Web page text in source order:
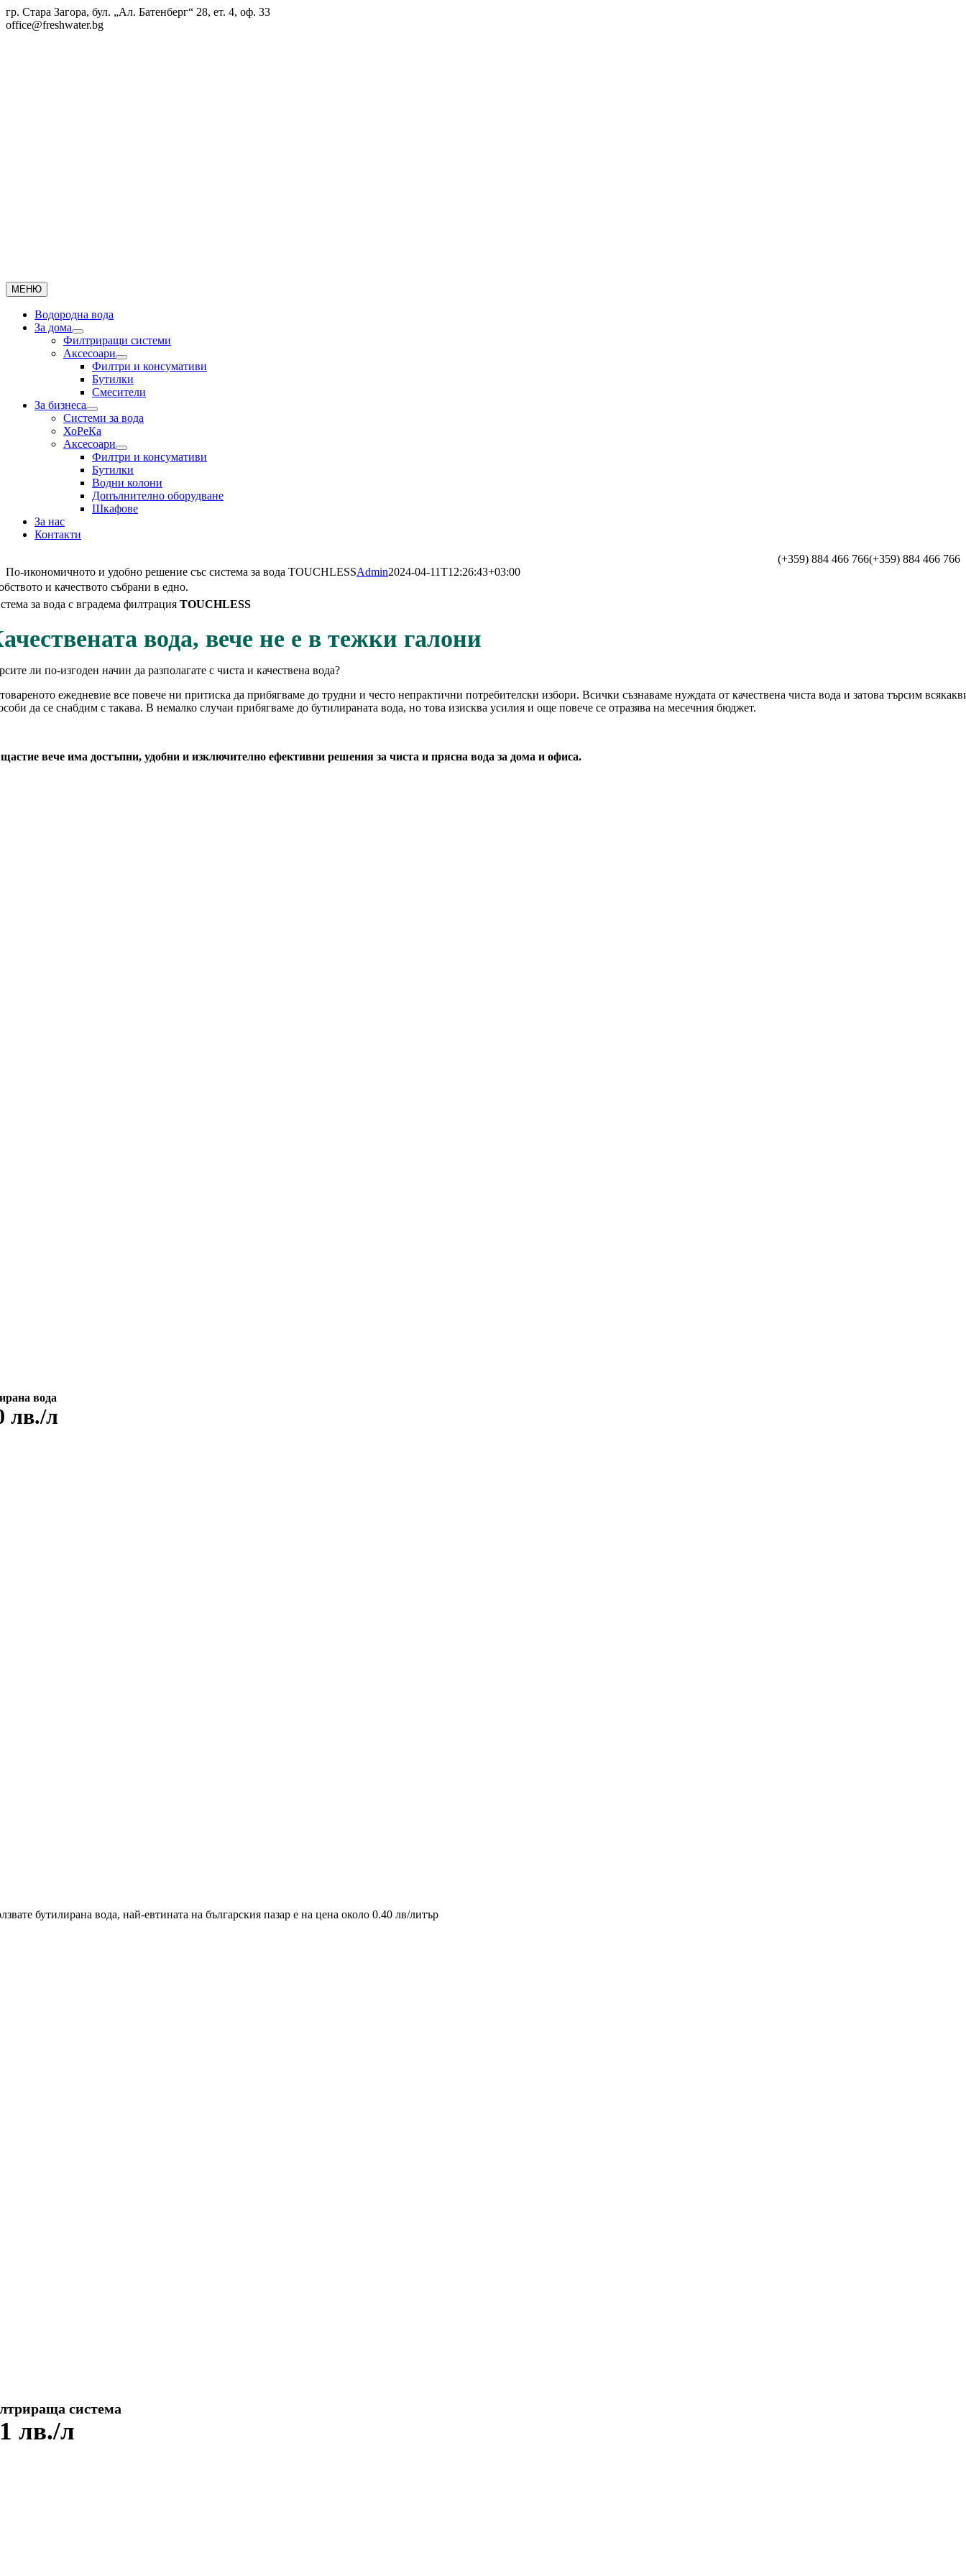
Skip
to
гр. Стара Загора, бул. „Ал. Батенберг“ 28, ет. 4, оф. 33
office@freshwater.bg
МЕНЮ
Водородна вода
За дома
Филтриращи системи
Аксесоари
Филтри и консумативи
Бутилки
Смесители
За бизнеса
Системи за вода
ХоРеКа
Аксесоари
Филтри и консумативи
Бутилки
Водни колони
Допълнително оборудване
Шкафове
За нас
Контакти
(+359) 884 466 766(+359) 884 466 766
По-икономичното и удобно решение със система за вода TOUCHLESSAdmin2024-04-11T12:26:43+03:00
и качеството събрани в едно.
за вода с вградема филтрацияTOUCHLESS
вода, вече не е в тежки галони
ли по-изгоден начин да разполагате с чиста и качествена вода?
ежедневие все повече ни притиска да прибягваме до трудни и често непрактични потребителски избори. Всички съзнаваме нуждата от качествена чиста вода и затова търсим
да се снабдим с такава. В немалко случаи прибягваме до бутилираната вода, но това изисква усилия и още повече се отразява на месечния бюджет.
вече има достъпни, удобни и изключително ефективни решения за чиста и прясна вода за дома и офиса.
вода
лв./л
бутилирана вода, най-евтината на българския пазар е на цена около 0.40 лв/литър
система
лв./л